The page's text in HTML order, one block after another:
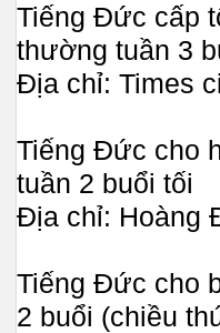
Tiếng Đức cấp
thường tuần 3
Địa chỉ: Times
Tiếng Đức cho
tuần 2 buổi tối
Địa chỉ: Hoàng
Tiếng Đức cho
2 buổi (chiều